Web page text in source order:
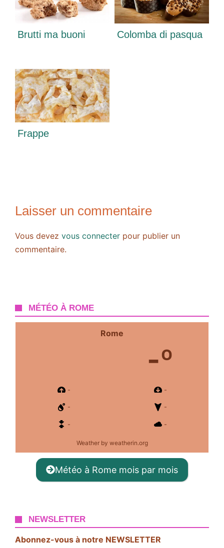
Brutti ma buoni Colomba di pasqua
Frappe
Laisser un commentaire
Vous devez vous connecter pour publier un
commentaire.
MÉTÉO À ROME
Rome
-º
- -
- -
- -
Weatherby weatherin.org
Météo à Rome mois par mois
NEWSLETTER
Abonnez-vous à notre NEWSLETTER